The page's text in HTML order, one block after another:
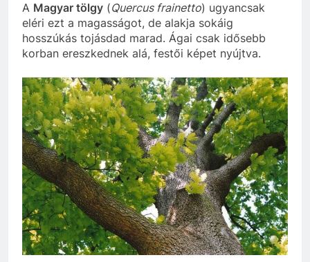
A Magyar tölgy (Quercus frainetto) ugyancsak
eléri ezt a magasságot, de alakja sokáig
hosszúkás tojásdad marad. Ágai csak idősebb
korban ereszkednek alá, festői képet nyújtva.